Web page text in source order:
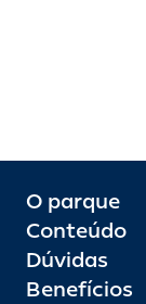
O parque
Conteúdo
Dúvidas
Benefícios